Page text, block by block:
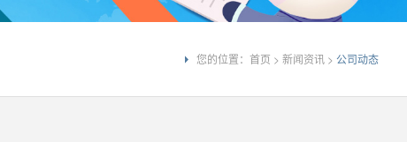
您的位置： 首页 > 新闻资讯 > 公司动态